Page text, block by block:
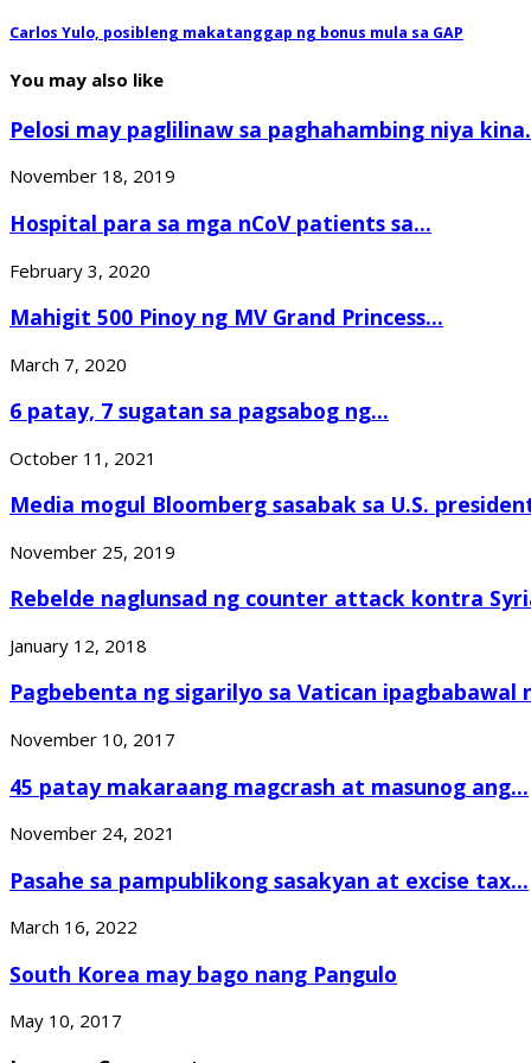
Carlos Yulo, posibleng makatanggap ng bonus mula sa GAP
You may also like
Pelosi may paglilinaw sa paghahambing niya
November 18, 2019
Hospital para sa mga nCoV patients sa...
February 3, 2020
Mahigit 500 Pinoy ng MV Grand Princess...
March 7, 2020
6 patay, 7 sugatan sa pagsabog ng...
October 11, 2021
Media mogul Bloomberg sasabak sa U.S.
November 25, 2019
Rebelde naglunsad ng counter attack kontra
January 12, 2018
Pagbebenta ng sigarilyo sa Vatican ipagbabawal
November 10, 2017
45 patay makaraang magcrash at masunog ang...
November 24, 2021
Pasahe sa pampublikong sasakyan at excise tax...
March 16, 2022
South Korea may bago nang Pangulo
May 10, 2017